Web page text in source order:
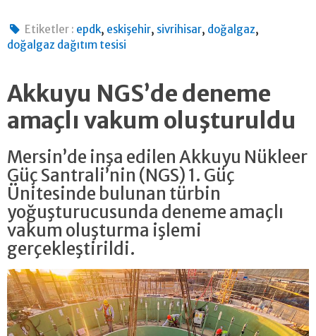
Etiketler : epdk, eskişehir, sivrihisar, doğalgaz,
doğalgaz dağıtım tesisi
Akkuyu NGS’de deneme
amaçlı vakum oluşturuldu
Mersin’de inşa edilen Akkuyu Nükleer
Güç Santrali’nin (NGS) 1. Güç
Ünitesinde bulunan türbin
yoğuşturucusunda deneme amaçlı
vakum oluşturma işlemi
gerçekleştirildi.